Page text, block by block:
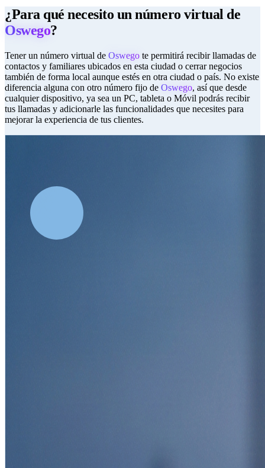
¿Para qué necesito un número virtual de
Oswego?
Tener un número virtual de Oswego te permitirá recibir llamadas de
contactos y familiares ubicados en esta ciudad o cerrar negocios
también de forma local aunque estés en otra ciudad o país. No existe
diferencia alguna con otro número fijo de Oswego, así que desde
cualquier dispositivo, ya sea un PC, tableta o Móvil podrás recibir
tus llamadas y adicionarle las funcionalidades que necesites para
mejorar la experiencia de tus clientes.